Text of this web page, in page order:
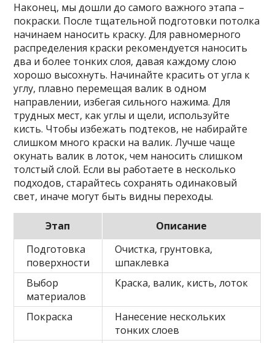
Наконец, мы дошли до самого важного этапа –
покраски. После тщательной подготовки потолка
начинаем наносить краску. Для равномерного
распределения краски рекомендуется наносить
два и более тонких слоя, давая каждому слою
хорошо высохнуть. Начинайте красить от угла к
углу, плавно перемещая валик в одном
направлении, избегая сильного нажима. Для
трудных мест, как углы и щели, используйте
кисть. Чтобы избежать подтеков, не набирайте
слишком много краски на валик. Лучше чаще
окунать валик в лоток, чем наносить слишком
толстый слой. Если вы работаете в несколько
подходов, старайтесь сохранять одинаковый
свет, иначе могут быть видны переходы.
Этап
Описание
Подготовка
поверхности
Очистка, грунтовка,
шпаклевка
Выбор
материалов
Краска, валик, кисть, лоток
Покраска
Нанесение нескольких
тонких слоев